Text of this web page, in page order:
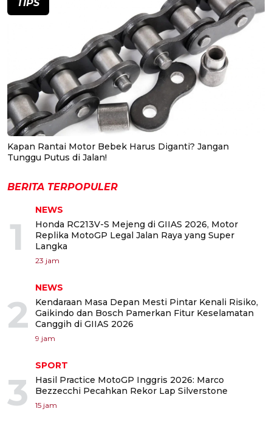
TIPS
Kapan Rantai Motor Bebek Harus Diganti? Jangan
Tunggu Putus di Jalan!
BERITA TERPOPULER
1
NEWS
Honda RC213V-S Mejeng di GIIAS 2026, Motor
Replika MotoGP Legal Jalan Raya yang Super
Langka
23 jam
2
NEWS
Kendaraan Masa Depan Mesti Pintar Kenali Risiko,
Gaikindo dan Bosch Pamerkan Fitur Keselamatan
Canggih di GIIAS 2026
9 jam
3
SPORT
Hasil Practice MotoGP Inggris 2026: Marco
Bezzecchi Pecahkan Rekor Lap Silverstone
15 jam